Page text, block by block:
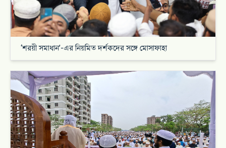
‘শরয়ী সমাধান’-এর নিয়মিত দর্শকদের সঙ্গে মোসাফাহা